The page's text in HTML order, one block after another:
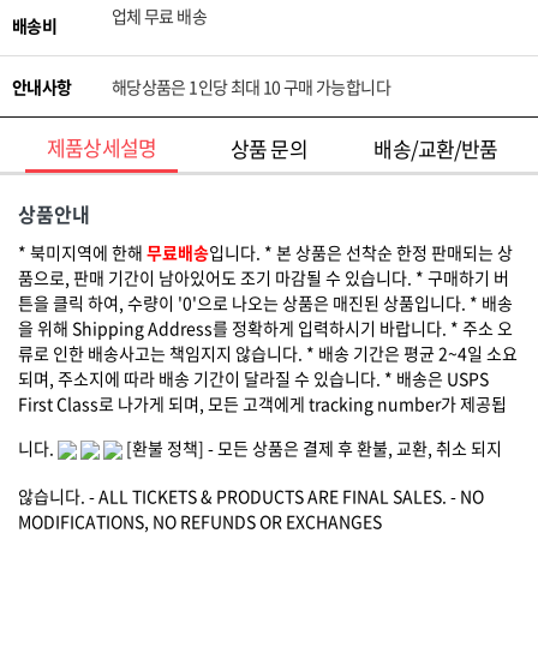
배송비 업체 무료 배송
안내사항 해당상품은 1인당 최대 10 구매 가능합니다
제품상세설명 상품 문의 배송/교환/반품
상품안내
* 북미지역에 한해 무료배송입니다. * 본 상품은 선착순 한정 판매되는 상
품으로, 판매 기간이 남아있어도 조기 마감될 수 있습니다. * 구매하기 버
튼을 클릭 하여, 수량이 '0'으로 나오는 상품은 매진된 상품입니다. * 배송
을 위해 Shipping Address를 정확하게 입력하시기 바랍니다. * 주소 오
류로 인한 배송사고는 책임지지 않습니다. * 배송 기간은 평균 2~4일 소요
되며, 주소지에 따라 배송 기간이 달라질 수 있습니다. * 배송은 USPS
First Class로 나가게 되며, 모든 고객에게 tracking number가 제공됩
니다.
[환불 정책] - 모든 상품은 결제 후 환불, 교환, 취소 되지
않습니다. - ALL TICKETS & PRODUCTS ARE FINAL SALES. - NO
MODIFICATIONS, NO REFUNDS OR EXCHANGES